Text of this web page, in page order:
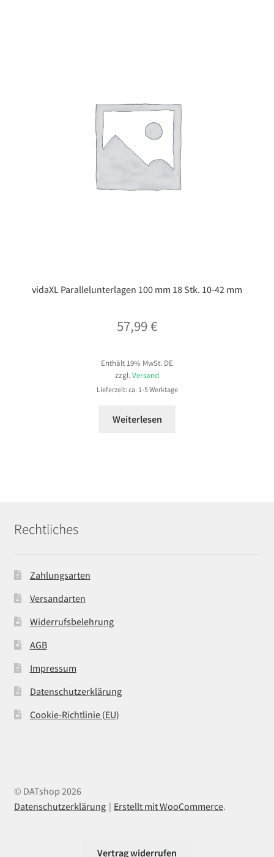
vidaXL Parallelunterlagen 100 mm 18 Stk. 10-42 mm
57,99€
Enthält 19% MwSt. DE
zzgl. Versand
Lieferzeit: ca. 1-5 Werktage
Weiterlesen
Rechtliches
Zahlungsarten
Versandarten
Widerrufsbelehrung
AGB
Impressum
Datenschutzerklärung
Cookie-Richtlinie (EU)
© DATshop 2026
Datenschutzerklärung
Erstellt mit WooCommerce.
Vertrag widerrufen